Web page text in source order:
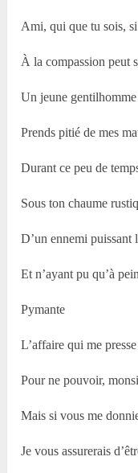
Ami, qui que tu sois,
À la compassion peut
Un jeune
Prends pitié de mes
Durant ce peu de
Sous ton chaume
D’un ennemi puissant
Et n’ayant pu qu’à
Pymante
L’affaire qui me
Pour ne pouvoir,
Mais si vous me
Je vous assurerais